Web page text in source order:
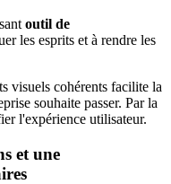
outil de
les esprits et à rendre les
visuels cohérents facilite la
souhaite passer. Par la
l'expérience utilisateur.
et une